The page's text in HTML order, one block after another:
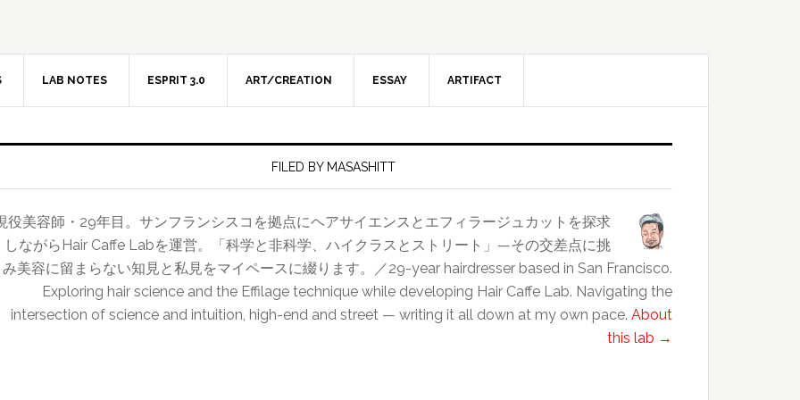
LAB NOTES ESPRIT 3.0 ART/CREATION ESSAY ARTIFACT
FILED BY MASASHITT
役美容師・29年目。サンフランシスコを拠点にヘアサイエンスとエフィラージュカットを探求
しながらHair Caffe Labを運営。「科学と非科学、ハイクラスとストリート」—その交差点に挑
み美容に留まらない知見と私見をマイペースに綴ります。／29-year hairdresser based in San Francisco.
Exploring hair science and the Effilage technique while developing Hair Caffe Lab. Navigating the
intersection of science and intuition, high-end and street — writing it all down at my own pace. About
this lab →